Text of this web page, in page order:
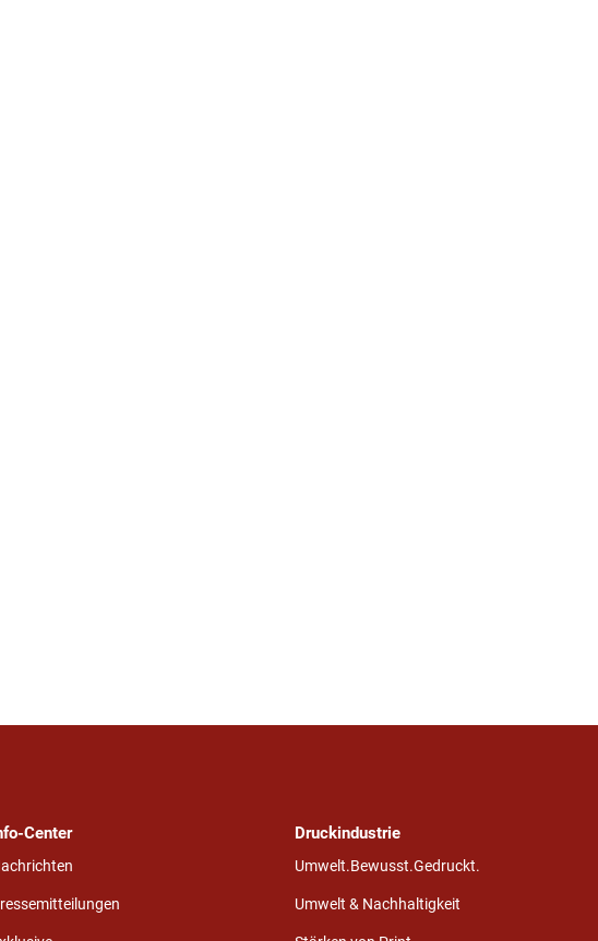
Center Druckindustrie
Umwelt.Bewusst.Gedruckt.
Umwelt & Nachhaltigkeit